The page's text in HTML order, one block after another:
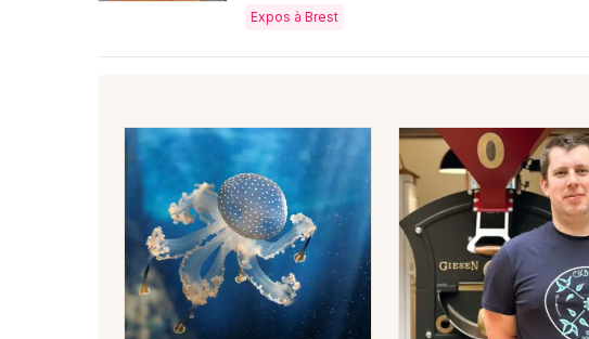
Expos à Brest